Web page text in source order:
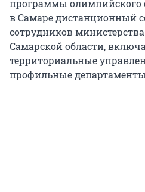
программы олимпийского
в Самаре дистанционный
сотрудников
Самарской области,
территориальные
профильные